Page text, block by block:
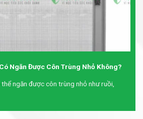
Ngăn Được Côn Trùng Nhỏ Không?
ngăn được côn trùng nhỏ như ruồi,